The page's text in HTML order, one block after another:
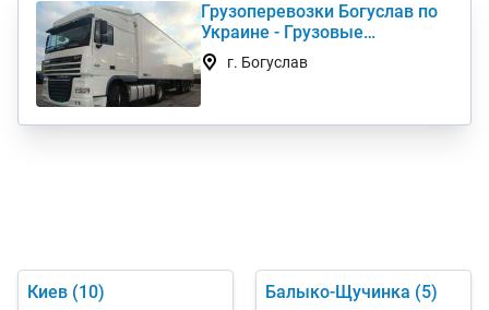
Грузоперевозки Богуслав по
Украине - Грузовые
автоперевозки дешево
г. Богуслав
Киев (10) Балыко-Щучинка (5)